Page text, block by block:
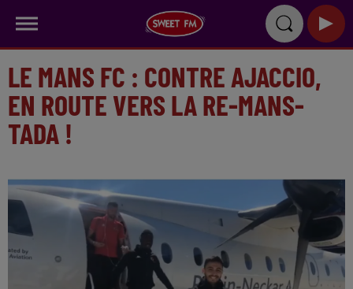
LE MANS FC : CONTRE AJACCIO,
EN ROUTE VERS LA RE-MANS-
TADA !